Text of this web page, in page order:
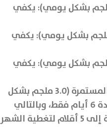
الأول (جرعة 0.6 ملجم بشكل يومي): يكفي
الثاني (جرعة 1.2 ملجم بشكل يومي): يكفي
الثالث (جرعة 1.8 ملجم بشكل يومي): يكفي
عند الوصول للجرعة القصوى والمستمرة (3.0 ملجم بشكل
يومي): يكفي القلم الواحد لمدة 6 أيام فقط، وبالتالي
يحتاج المريض في هذه المرحلة إلى 5 أقلام لتغطية الشهر